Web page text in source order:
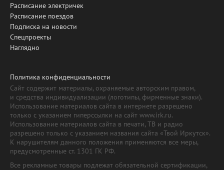
Расписание электричек
Расписание поездов
Подписка на новости
Спецпроекты
Наглядно
Политика конфиденциальности
Сайт содержит материалы, охраняемые авторским правом,
и средства индивидуализации (логотипы, фирменные знаки).
Использование материалов сайта в интернете разрешено
только с указанием гиперссылки на сайт www.irk.ru.
Использование материалов сайта в печати, ТВ и радио
разрешено только с указанием названия сайта «Твой Иркутск».
К нарушителям данного положения применяются все меры,
предусмотренные ст. 1301 ГК РФ.
Все рекламные товары подлежат обязательной сертификации,